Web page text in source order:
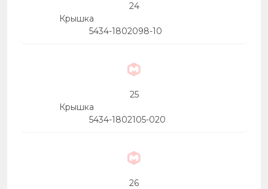
24
Крышка
5434-1802098-10
25
Крышка
5434-1802105-020
26